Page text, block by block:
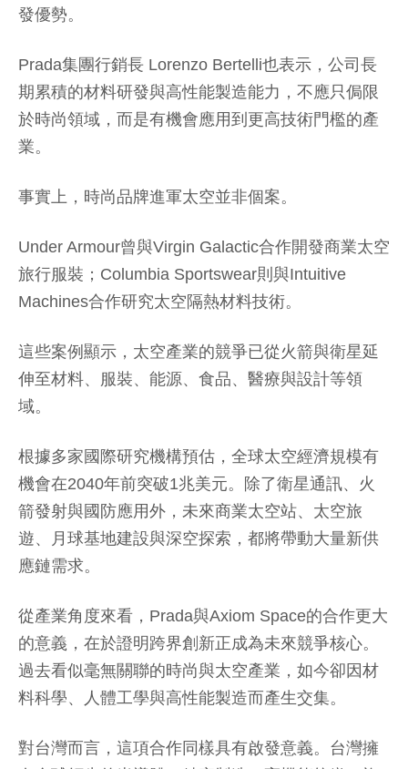
發優勢。
Prada集團行銷長 Lorenzo Bertelli也表示，公司長
期累積的材料研發與高性能製造能力，不應只侷限
於時尚領域，而是有機會應用到更高技術門檻的產
業。
事實上，時尚品牌進軍太空並非個案。
Under Armour曾與Virgin Galactic合作開發商業太空
旅行服裝；Columbia Sportswear則與Intuitive
Machines合作研究太空隔熱材料技術。
這些案例顯示，太空產業的競爭已從火箭與衛星延
伸至材料、服裝、能源、食品、醫療與設計等領
域。
根據多家國際研究機構預估，全球太空經濟規模有
機會在2040年前突破1兆美元。除了衛星通訊、火
箭發射與國防應用外，未來商業太空站、太空旅
遊、月球基地建設與深空探索，都將帶動大量新供
應鏈需求。
從產業角度來看，Prada與Axiom Space的合作更大
的意義，在於證明跨界創新正成為未來競爭核心。
過去看似毫無關聯的時尚與太空產業，如今卻因材
料科學、人體工學與高性能製造而產生交集。
對台灣而言，這項合作同樣具有啟發意義。台灣擁